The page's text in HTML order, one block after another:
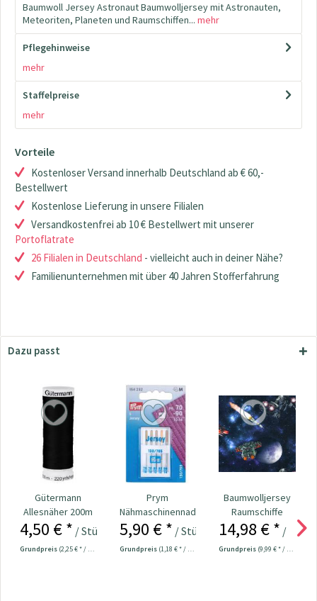
Baumwoll Jersey Astronaut Baumwolljersey mit Astronauten,
Meteoriten, Planeten und Raumschiffen... mehr
Pflegehinweise
mehr
Staffelpreise
mehr
Vorteile
Kostenloser Versand innerhalb Deutschland ab € 60,-
Bestellwert
Kostenlose Lieferung in unsere Filialen
Versandkostenfrei ab 10 € Bestellwert mit unserer
Portoflatrate
26 Filialen in Deutschland - vielleicht auch in deiner Nähe?
Familienunternehmen mit über 40 Jahren Stofferfahrung
Dazu passt
Gütermann
Allesnäher 200m
Fb. 000 - schwarz
4,50 € * / Stück
Grundpreis (2,25 € * / 100 Meter)
Prym
Nähmaschinennadeln
130/705 Jersey
5,90 € * / Stück
Grundpreis (1,18 € * / 1 Stück)
Baumwolljersey
Raumschiffe
14,98 € * /
Grundpreis (9,99 € * / 1 m²)